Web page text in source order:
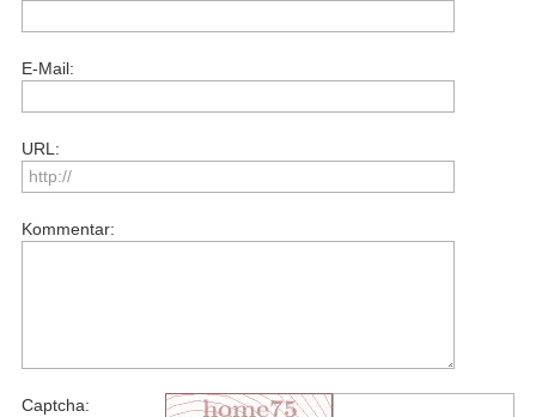
E-Mail:
URL:
Kommentar:
Captcha: